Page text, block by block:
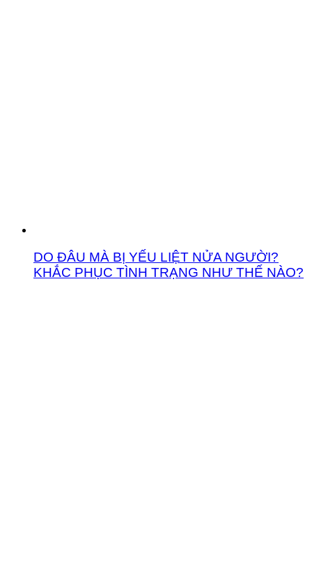
DO ĐÂU MÀ BỊ YẾU LIỆT NỬA NGƯỜI?
KHẮC PHỤC TÌNH TRẠNG NHƯ THẾ NÀO?